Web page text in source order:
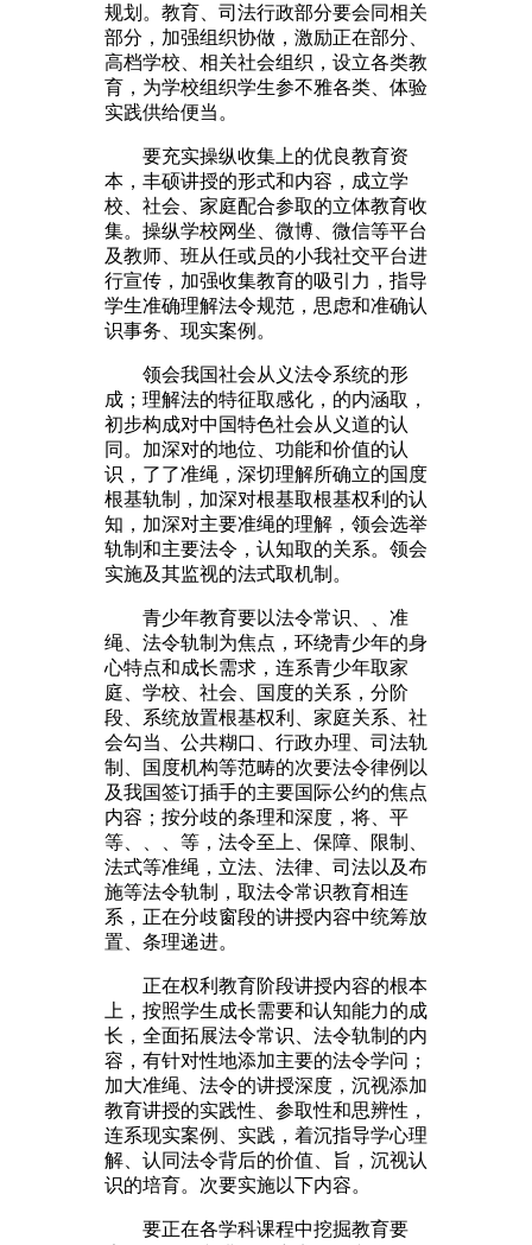
规划。教育、司法行政部分要会同相关
部分，加强组织协做，激励正在部分、
高档学校、相关社会组织，设立各类教
育，为学校组织学生参不雅各类、体验
实践供给便当。
要充实操纵收集上的优良教育资
本，丰硕讲授的形式和内容，成立学
校、社会、家庭配合参取的立体教育收
集。操纵学校网坐、微博、微信等平台
及教师、班从任或员的小我社交平台进
行宣传，加强收集教育的吸引力，指导
学生准确理解法令规范，思虑和准确认
识事务、现实案例。
领会我国社会从义法令系统的形
成；理解法的特征取感化，的内涵取，
初步构成对中国特色社会从义道的认
同。加深对的地位、功能和价值的认
识，了了准绳，深切理解所确立的国度
根基轨制，加深对根基取根基权利的认
知，加深对主要准绳的理解，领会选举
轨制和主要法令，认知取的关系。领会
实施及其监视的法式取机制。
青少年教育要以法令常识、、准
绳、法令轨制为焦点，环绕青少年的身
心特点和成长需求，连系青少年取家
庭、学校、社会、国度的关系，分阶
段、系统放置根基权利、家庭关系、社
会勾当、公共糊口、行政办理、司法轨
制、国度机构等范畴的次要法令律例以
及我国签订插手的主要国际公约的焦点
内容；按分歧的条理和深度，将、平
等、、、等，法令至上、保障、限制、
法式等准绳，立法、法律、司法以及布
施等法令轨制，取法令常识教育相连
系，正在分歧窗段的讲授内容中统筹放
置、条理递进。
正在权利教育阶段讲授内容的根本
上，按照学生成长需要和认知能力的成
长，全面拓展法令常识、法令轨制的内
容，有针对性地添加主要的法令学问；
加大准绳、法令的讲授深度，沉视添加
教育讲授的实践性、参取性和思辨性，
连系现实案例、实践，着沉指导学心理
解、认同法令背后的价值、旨，沉视认
识的培育。次要实施以下内容。
要正在各学科课程中挖掘教育要